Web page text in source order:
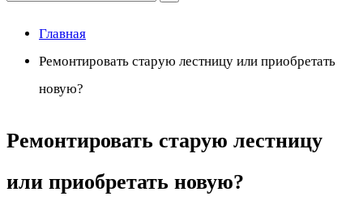
Главная
Ремонтировать старую лестницу или приобретать
новую?
Ремонтировать старую лестницу
или приобретать новую?